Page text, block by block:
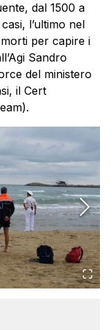
dal 1500 a
l’ultimo nel
per capire i
Sandro
del ministero
il Cert